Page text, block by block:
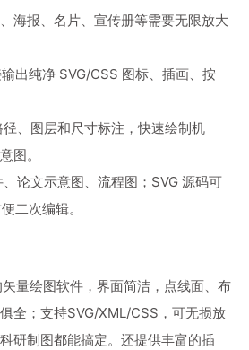
海报、名片、宣传册等需要无限放大
出纯净 SVG/CSS 图标、插画、按
、图层和尺寸标注，快速绘制机
图。
论文示意图、流程图；SVG 源码可
二次编辑。
量绘图软件，界面简洁，点线面、布
全；支持SVG/XML/CSS，可无损放
研制图都能搞定。还提供丰富的插